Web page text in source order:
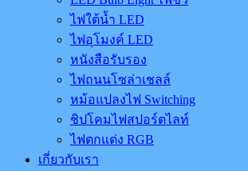
ไฟใต้น้ำ LED
ไฟอุโมงค์ LED
หนังสือรับรอง
ไฟถนนโซล่าเชลล์
หม้อแปลงไฟ Switching
ชิปโคมไฟสปอร์ตไลท์
ไฟตกแต่ง RGB
เกี่ยวกับเรา